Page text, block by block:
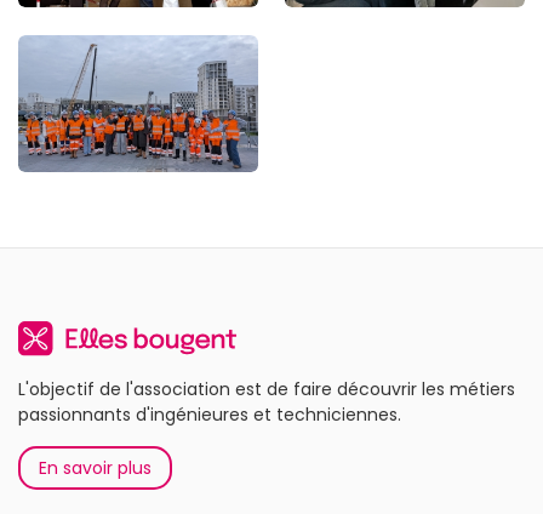
L'objectif de l'association est de faire découvrir les métiers
passionnants d'ingénieures et techniciennes.
En savoir plus